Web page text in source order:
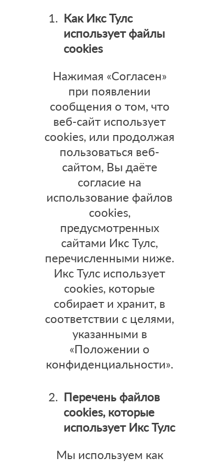
Как Икс Тулс
использует файлы
cookies
Нажимая «Согласен»
при появлении
сообщения о том, что
веб-сайт использует
cookies, или продолжая
пользоваться веб-
сайтом, Вы даёте
согласие на
использование файлов
cookies,
предусмотренных
сайтами Икс Тулс,
перечисленными ниже.
Икс Тулс использует
cookies, которые
собирает и хранит, в
соответствии с целями,
указанными в
«Положении о
конфиденциальности».
Перечень файлов
cookies, которые
использует Икс Тулс
Мы используем как